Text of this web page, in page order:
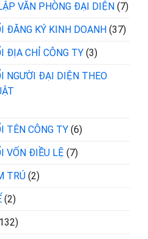
VĂN PHÒNG ĐẠI DIỆN (7)
ĐĂNG KÝ KINH DOANH (37)
ĐỊA CHỈ CÔNG TY (3)
NGƯỜI ĐẠI DIỆN THEO
TÊN CÔNG TY (6)
VỐN ĐIỀU LỆ (7)
TRÚ (2)
(2)